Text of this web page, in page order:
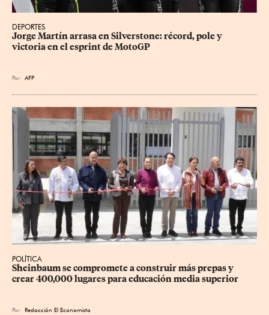
DEPORTES
Jorge Martín arrasa en Silverstone: récord, pole y
victoria en el esprint de MotoGP
Por AFP
POLÍTICA
Sheinbaum se compromete a construir más prepas y
crear 400,000 lugares para educación media superior
Por Redacción El Economista